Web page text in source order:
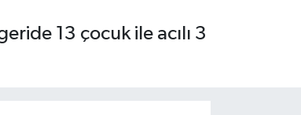
13 çocuk ile acılı 3